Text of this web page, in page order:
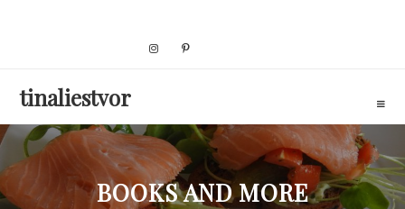
tinaliestvor
BOOKS AND MORE